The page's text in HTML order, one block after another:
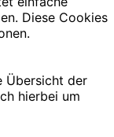
Diese Cookies
Übersicht der
hierbei um